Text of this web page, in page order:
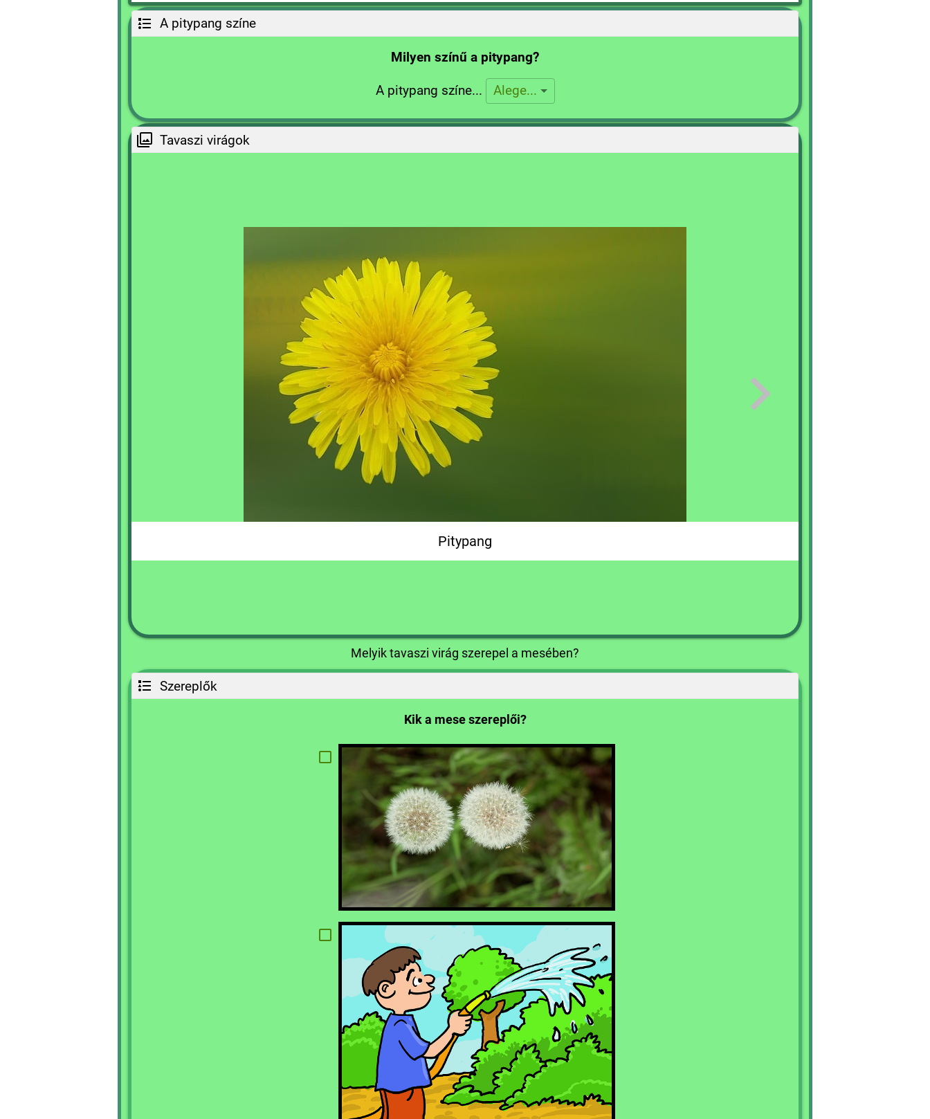
A pitypang színe
Milyen színű a pitypang?
A pitypang színe... Alege...
Tavaszi virágok
Pitypang
Melyik tavaszi virág szerepel a mesében?
Szereplők
Kik a mese szereplői?